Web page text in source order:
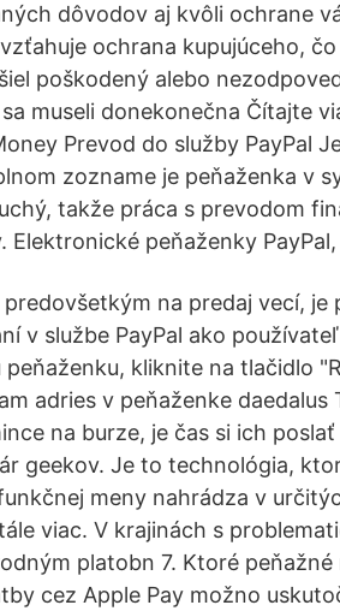
dôvodov aj kvôli ochrane
ochrana kupujúceho,
poškodený alebo
museli donekonečna Čítajte
Prevod do služby PayPal
zozname je peňaženka v
takže práca s prevodom
peňaženky PayPal,
na predaj vecí, je
v službe PayPal ako
kliknite na tlačidlo
adries v peňaženke daedalus
na burze, je čas si ich
geekov. Je to technológia,
meny nahrádza v
viac. V krajinách s
platobn 7. Ktoré peňažné
cez Apple Pay možno